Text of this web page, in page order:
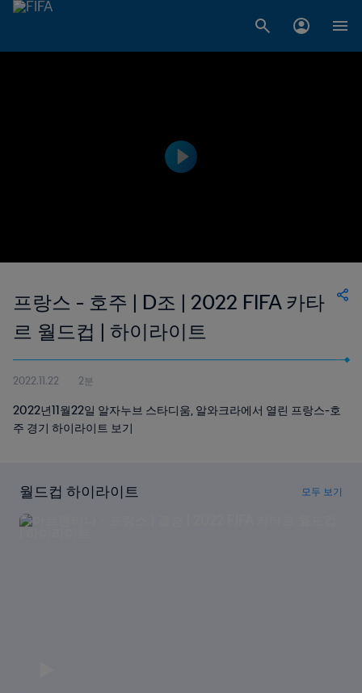
프랑스 - 호주 | D조 | 2022 FIFA 카타
르 월드컵 | 하이라이트
2022.11.22 2분
2022년11월22일 알자누브 스타디움, 알와크라에서 열린 프랑스-호
주 경기 하이라이트 보기
월드컵 하이라이트 모두 보기